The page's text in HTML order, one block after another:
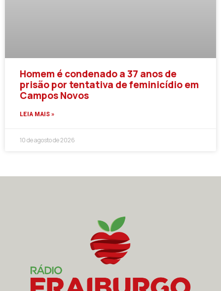
Homem é condenado a 37 anos de
prisão por tentativa de feminicídio em
Campos Novos
LEIA MAIS »
10 de agosto de 2026